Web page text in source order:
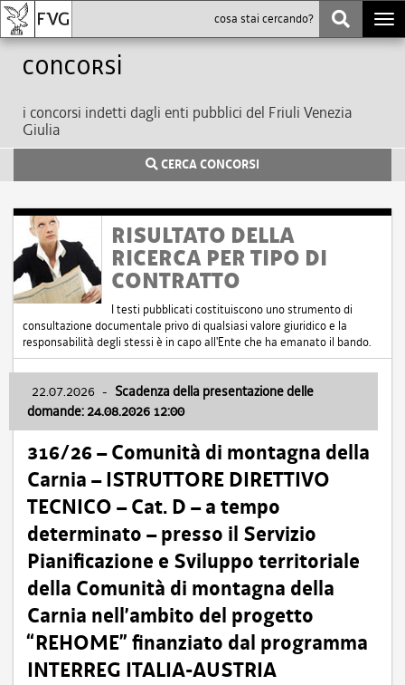
Concorsi
i concorsi indetti dagli enti pubblici del Friuli Venezia
Giulia
CERCA CONCORSI
RISULTATO DELLA
RICERCA PER TIPO DI
CONTRATTO
I testi pubblicati costituiscono uno strumento di
consultazione documentale privo di qualsiasi valore giuridico e la
responsabilità degli stessi è in capo all'Ente che ha emanato il bando.
22.07.2026 - Scadenza della presentazione delle
domande: 24.08.2026 12:00
316/26 – Comunità di montagna della
Carnia – ISTRUTTORE DIRETTIVO
TECNICO – Cat. D – a tempo
determinato – presso il Servizio
Pianificazione e Sviluppo territoriale
della Comunità di montagna della
Carnia nell’ambito del progetto
“REHOME” finanziato dal programma
INTERREG ITALIA-AUSTRIA